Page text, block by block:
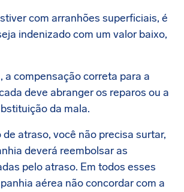
com arranhões superficiais, é
indenizado com um valor baixo,
a compensação correta para a
deve abranger os reparos ou a
da mala.
de atraso, você não precisa surtar,
deverá reembolsar as
pelo atraso. Em todos esses
aérea não concordar com a